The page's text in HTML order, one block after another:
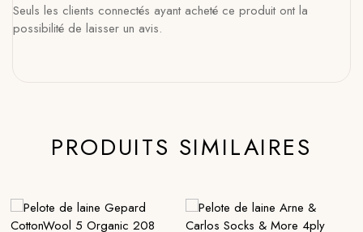
Seuls les clients connectés ayant acheté ce produit ont la
possibilité de laisser un avis.
PRODUITS SIMILAIRES